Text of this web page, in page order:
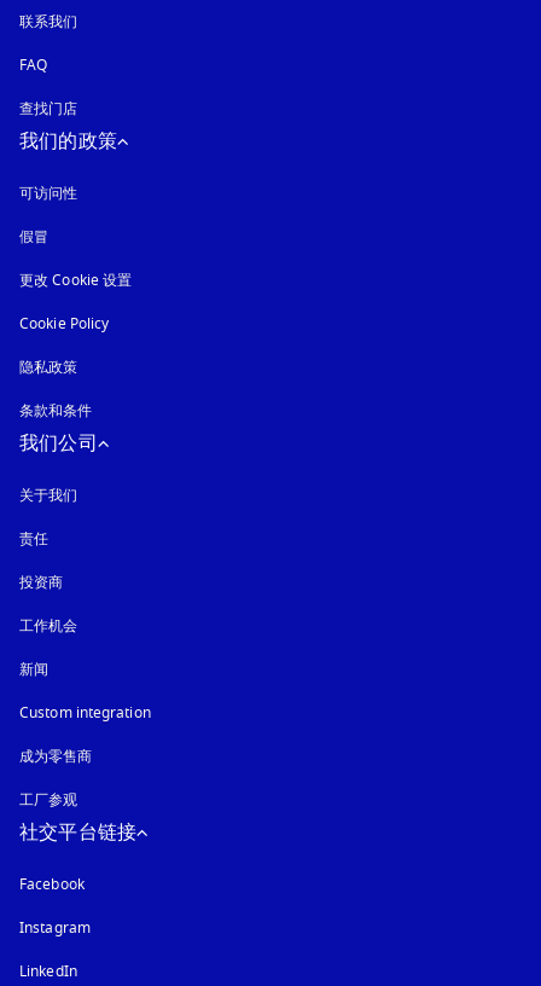
联系我们
FAQ
查找门店
我们的政策
可访问性
假冒
更改 Cookie 设置
Cookie Policy
隐私政策
条款和条件
我们公司
关于我们
责任
投资商
工作机会
新闻
Custom integration
成为零售商
工厂参观
社交平台链接
Facebook
Instagram在新选项卡中打开
LinkedIn